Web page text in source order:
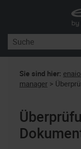
Sie sind hier:
manager >